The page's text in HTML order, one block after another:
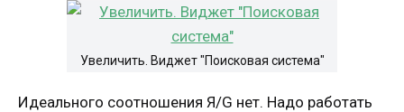
Увеличить. Виджет "Поисковая система"
Идеального соотношения Я/G нет. Надо работать